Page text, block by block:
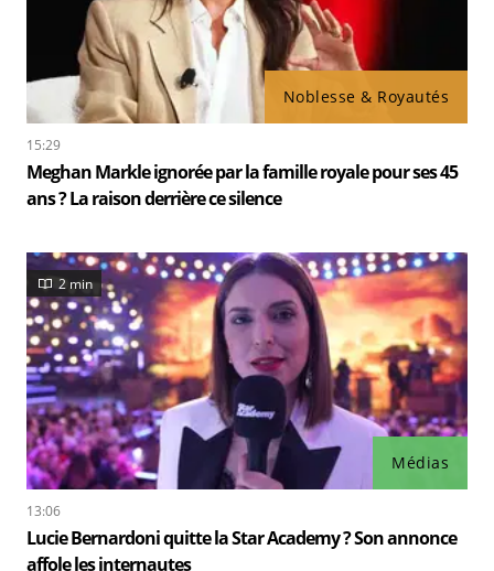
Noblesse & Royautés
15:29
Meghan Markle ignorée par la famille royale pour ses 45
ans ? La raison derrière ce silence
Médias
2 min
13:06
Lucie Bernardoni quitte la Star Academy ? Son annonce
affole les internautes